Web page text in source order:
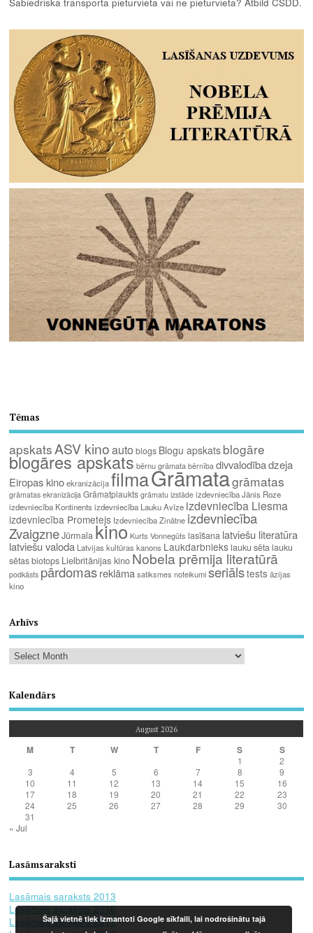
Tēmas
apskats ASV kinoauto blogs Blogu apskats blogāre
blogāres apskats bērnu grāmata bērnība divvalodībadzeja
Eiropas kino ekranizācija filmaGrāmatagrāmatas
grāmatas ekranizācija Grāmatplaukts grāmatu izstāde izdevniecība Jānis Roze
izdevniecība Kontinents izdevniecība Lauku Avīze izdevniecība Liesma
izdevniecība Prometejs Izdevniecība Zinātne izdevniecība
ZvaigzneJūrmala kino Kurts Vonnegūts lasīšana latviešu literatūra
latviešu valoda Latvijas kultūras kanons Laukdarbniekslauku sētalauku
sētas biotops Lielbritānijas kino Nobela prēmija literatūrā
podkāsts pārdomasreklāma satiksmes noteikumi seriālstests āzijas
kino
Arhīvs
Kalendārs
August 2026
M T W T F S S
1
2
3
4 5 6 7 8
9
10
11 12 13 14 15
16
17
18 19 20 21 22
23
24
25 26 27 28 29
30
31
« Jul
Lasāmsaraksti
Lasāmais saraksts 2013
Lasāmais saraksts 2016
Lasāmais saraksts 2017
Šajā vietnē tiek izmantoti Google sīkfaili, lai nodrošinātu tajā